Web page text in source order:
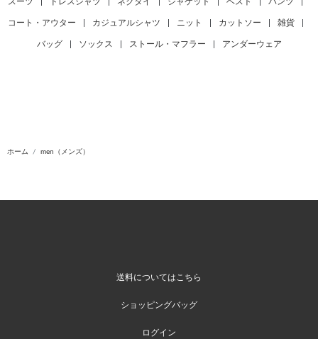
コート・アウター カジュアルシャツ ニット カットソー 雑貨
バッグ ソックス ストール・マフラー アンダーウェア
ホーム men（メンズ）
送料についてはこちら
ショッピングバッグ
ログイン